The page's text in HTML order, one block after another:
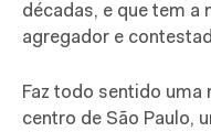
décadas, e que tem a
agregador e
Faz todo sentido uma
centro de São Paulo,